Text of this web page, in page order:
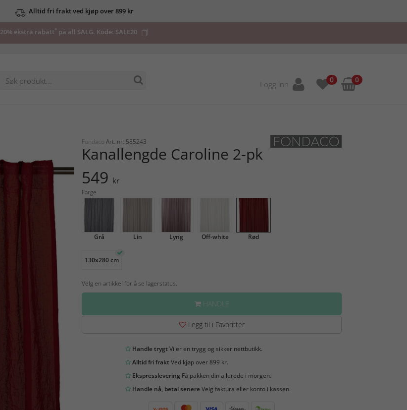
Alltid fri frakt ved kjøp over 899 kr
20% ekstra rabatt* på all SALG. Kode: SALE20
Logg inn 0 0
Fondaco Art. nr: 585243
Kanallengde Caroline 2-pk
549 kr
Farge
Grå Lin Lyng Off-white Rød
130x280 cm
Velg en artikkel for å se lagerstatus.
HANDLE
Legg til i Favoritter
Handle trygtVi er en trygg og sikker nettbutikk.
Alltid fri fraktVed kjøp over 899 kr.
EkspressleveringFå pakken din allerede i morgen.
Handle nå, betal senereVelg faktura eller konto i kassen.